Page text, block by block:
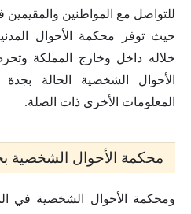
للتواصل مع المواطنين والمقيمين
حيث توفر محكمة الأحوال
خلاله داخل وخارج المملكة
المعلومات الأخرى ذات الصلة.
محكمة الأحوال الشخصية
ومحكمة الأحوال الشخصية في